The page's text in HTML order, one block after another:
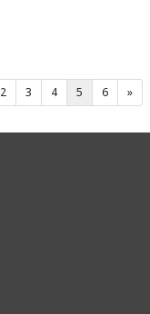
2 3 4 5 6 »